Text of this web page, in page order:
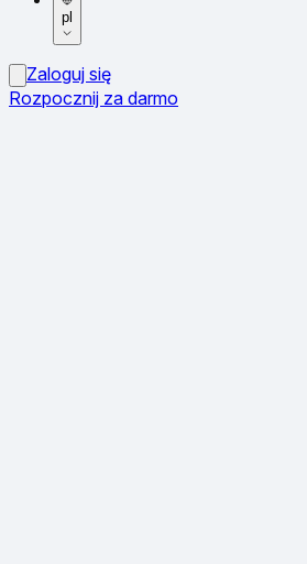
pl
Zaloguj się
Rozpocznij za darmo